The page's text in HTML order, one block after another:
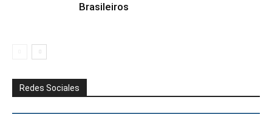
Brasileiros
Redes Sociales